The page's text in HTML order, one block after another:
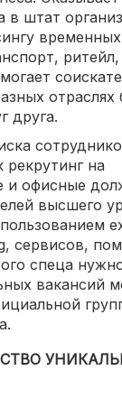
в штат
отраслях
друга.
рекрутинг на
и офисные
высшего
сервисов,
спеца
вакансий